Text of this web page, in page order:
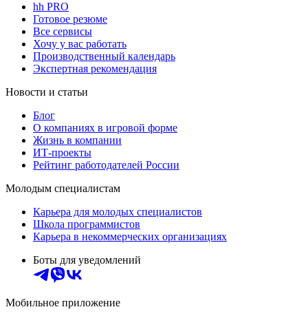
hh PRO
Готовое резюме
Все сервисы
Хочу у вас работать
Производственный календарь
Экспертная рекомендация
Новости и статьи
Блог
О компаниях в игровой форме
Жизнь в компании
ИТ-проекты
Рейтинг работодателей России
Молодым специалистам
Карьера для молодых специалистов
Школа программистов
Карьера в некоммерческих организациях
Боты для уведомлений
Мобильное приложение